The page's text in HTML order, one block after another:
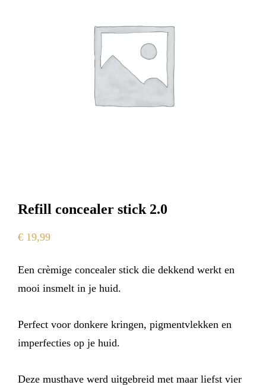
Refill concealer stick 2.0
€ 19,99
Een crèmige concealer stick die dekkend werkt en
mooi insmelt in je huid.
Perfect voor donkere kringen, pigmentvlekken en
imperfecties op je huid.
Deze musthave werd uitgebreid met maar liefst vier